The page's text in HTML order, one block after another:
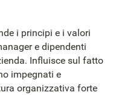
i principi e i valori
e dipendenti
Influisce sul fatto
impegnati e
organizzativa forte